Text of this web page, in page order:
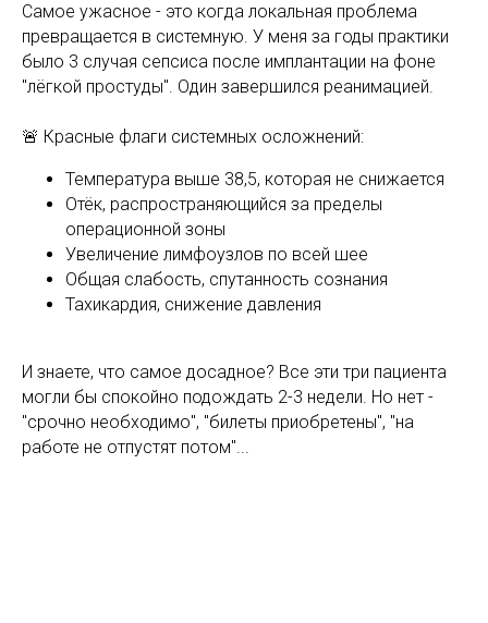
Самое ужасное - это когда локальная проблема
превращается в системную. У меня за годы практики
было 3 случая сепсиса после имплантации на фоне
"лёгкой простуды". Один завершился реанимацией.
🚨 Красные флаги системных осложнений:
Температура выше 38,5, которая не снижается
Отёк, распространяющийся за пределы
операционной зоны
Увеличение лимфоузлов по всей шее
Общая слабость, спутанность сознания
Тахикардия, снижение давления
И знаете, что самое досадное? Все эти три пациента
могли бы спокойно подождать 2-3 недели. Но нет -
"срочно необходимо", "билеты приобретены", "на
работе не отпустят потом"...